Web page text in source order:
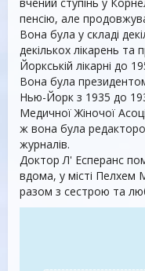
пенсію, але
Вона була у складі
декількох лікарень
Йоркській лікарні до
Вона була
Нью-Йорк з 1935 до
Медичної Жіночої
ж вона була
журналів.
Доктор Л' Есперанс
вдома, у місті
разом з сестрою та